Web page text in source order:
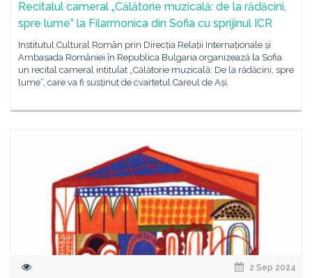
Recitalul cameral „Călătorie muzicală: de la rădăcini,
spre lume” la Filarmonica din Sofia cu sprijinul ICR
Institutul Cultural Român prin Direcția Relații Internaționale și
Ambasada României în Republica Bulgaria organizează la Sofia
un recital cameral intitulat „Călătorie muzicală: De la rădăcini, spre
lume”, care va fi susținut de cvartetul Careul de Ași.
2 Sep 2024